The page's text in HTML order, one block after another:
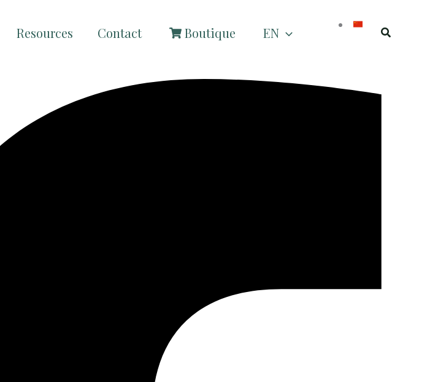
Resources Contact Boutique EN Recherche